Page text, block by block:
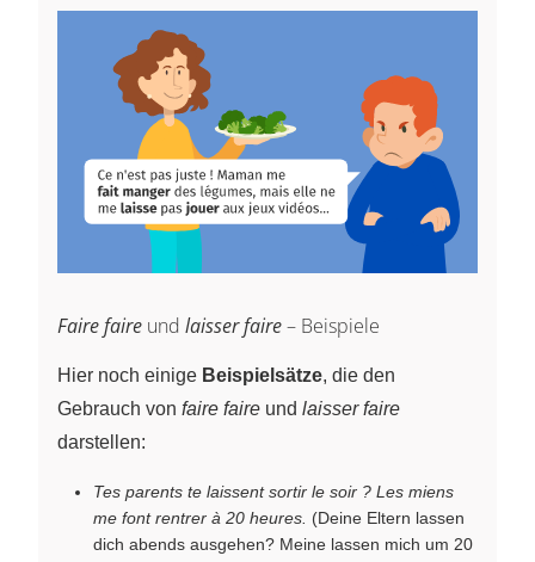
Faire faire und laisser faire– Beispiele
Hier noch einige Beispielsätze, die den
Gebrauch von faire faire und laisser faire
darstellen:
Tes parents te laissent sortir le soir ? Les miens
me font rentrer à 20 heures. (Deine Eltern lassen
dich abends ausgehen? Meine lassen mich um 20